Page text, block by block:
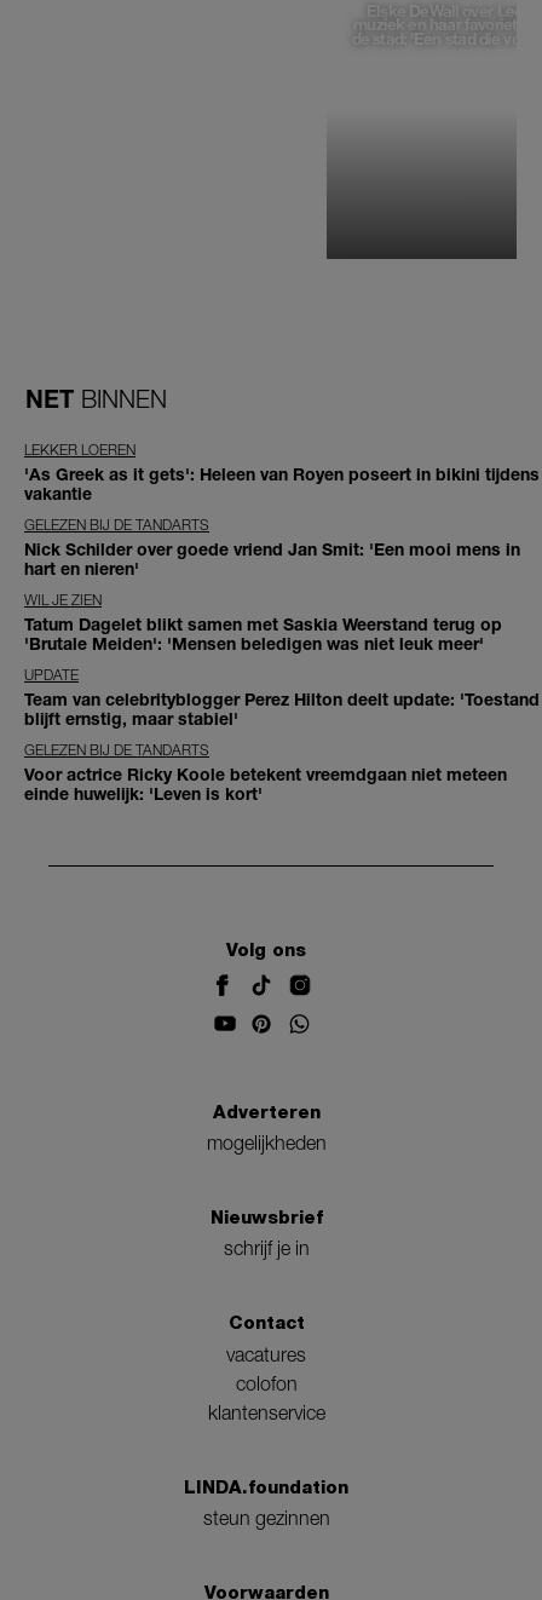
Elske DeWall over
muziek en haar favoriete
de stad: 'Een stad die
NET BINNEN
LEKKER LOEREN
'As Greek as it gets': Heleen van Royen poseert in bikini tijdens
vakantie
GELEZEN BIJ DE TANDARTS
Nick Schilder over goede vriend Jan Smit: 'Een mooi mens in
hart en nieren'
WIL JE ZIEN
Tatum Dagelet blikt samen met Saskia Weerstand terug op
'Brutale Meiden': 'Mensen beledigen was niet leuk meer'
UPDATE
Team van celebrityblogger Perez Hilton deelt update: 'Toestand
blijft ernstig, maar stabiel'
GELEZEN BIJ DE TANDARTS
Voor actrice Ricky Koole betekent vreemdgaan niet meteen
einde huwelijk: 'Leven is kort'
Volg ons
Adverteren
mogelijkheden
Nieuwsbrief
schrijf je in
Contact
vacatures
colofon
klantenservice
LINDA.foundation
steun gezinnen
Voorwaarden